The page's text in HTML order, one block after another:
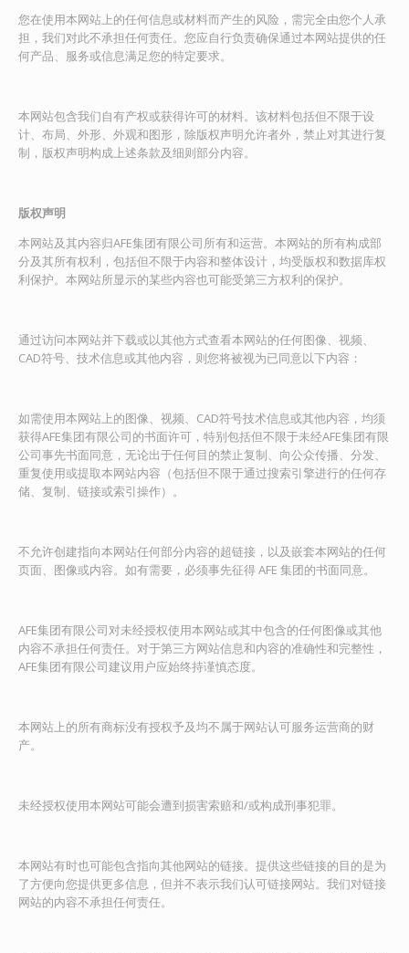
您在使用本网站上的任何信息或材料而产生的风险，需完全由您个人承
担，我们对此不承担任何责任。您应自行负责确保通过本网站提供的任
何产品、服务或信息满足您的特定要求。
本网站包含我们自有产权或获得许可的材料。该材料包括但不限于设
计、布局、外形、外观和图形，除版权声明允许者外，禁止对其进行复
制，版权声明构成上述条款及细则部分内容。
版权声明
本网站及其内容归AFE集团有限公司所有和运营。本网站的所有构成部
分及其所有权利，包括但不限于内容和整体设计，均受版权和数据库权
利保护。本网站所显示的某些内容也可能受第三方权利的保护。
通过访问本网站并下载或以其他方式查看本网站的任何图像、视频、
CAD符号、技术信息或其他内容，则您将被视为已同意以下内容：
如需使用本网站上的图像、视频、CAD符号技术信息或其他内容，均须
获得AFE集团有限公司的书面许可，特别包括但不限于未经AFE集团有限
公司事先书面同意，无论出于任何目的禁止复制、向公众传播、分发、
重复使用或提取本网站内容（包括但不限于通过搜索引擎进行的任何存
储、复制、链接或索引操作）。
不允许创建指向本网站任何部分内容的超链接，以及嵌套本网站的任何
页面、图像或内容。如有需要，必须事先征得 AFE 集团的书面同意。
AFE集团有限公司对未经授权使用本网站或其中包含的任何图像或其他
内容不承担任何责任。对于第三方网站信息和内容的准确性和完整性，
AFE集团有限公司建议用户应始终持谨慎态度。
本网站上的所有商标没有授权予及均不属于网站认可服务运营商的财
产。
未经授权使用本网站可能会遭到损害索赔和/或构成刑事犯罪。
本网站有时也可能包含指向其他网站的链接。提供这些链接的目的是为
了方便向您提供更多信息，但并不表示我们认可链接网站。我们对链接
网站的内容不承担任何责任。